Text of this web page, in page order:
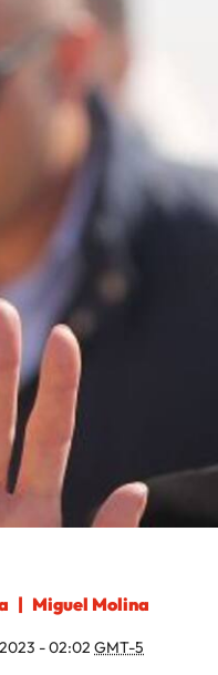
Miguel Molina
- 02:02 GMT-5